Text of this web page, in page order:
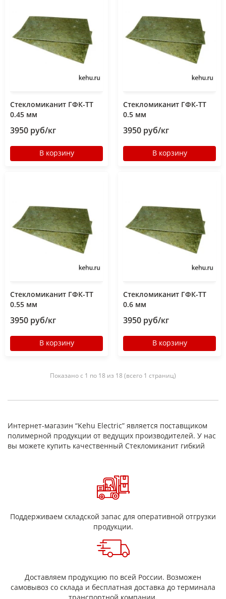
Стекломиканит ГФК-ТТ
0.45 мм
3950 руб/кг
В корзину
Стекломиканит ГФК-ТТ
0.5 мм
3950 руб/кг
В корзину
Стекломиканит ГФК-ТТ
0.55 мм
3950 руб/кг
В корзину
Стекломиканит ГФК-ТТ
0.6 мм
3950 руб/кг
В корзину
Показано с 1 по 18 из 18 (всего 1 страниц)
Интернет-магазин “Kehu Electric” является поставщиком
полимерной продукции от ведущих производителей. У нас
вы можете купить качественный Стекломиканит гибкий
Поддерживаем складской запас для оперативной отгрузки
продукции.
Доставляем продукцию по всей России. Возможен
самовывоз со склада и бесплатная доставка до терминала